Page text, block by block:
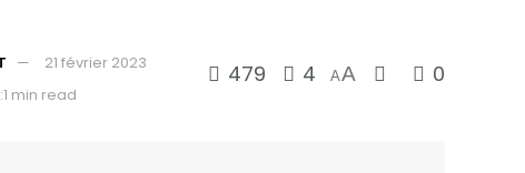
21 février 2023
min read
479 4 AA 0